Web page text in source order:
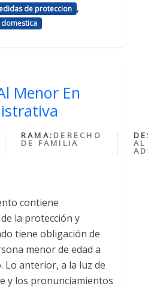
de proteccion ,
Menor En
RAMA: DERECHO
DE FAMILIA AL
contiene
la protección y
tiene obligación de
menor de edad a
Lo anterior, a la luz de
y los pronunciamientos